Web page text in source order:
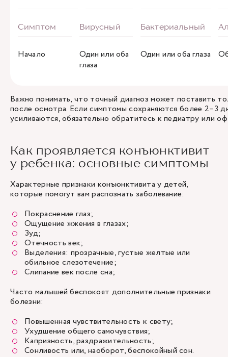
Начало
Один или оба
глаза
Один или оба глаза
Важно понимать, что точный диагноз может поставить
после осмотра. Если симптомы сохраняются более 2–3
усиливаются, обязательно обратитесь к педиатру или
Как проявляется конъюнктивит
у ребенка: основные симптомы
Характерные признаки конъюнктивита у детей,
которые помогут вам распознать заболевание:
Покраснение глаз;
Ощущение жжения в глазах;
Зуд;
Отечность век;
Выделения: прозрачные, густые желтые или
обильное слезотечение;
Слипание век после сна;
Часто малышей беспокоят дополнительные признаки
болезни:
Повышенная чувствительность к свету;
Ухудшение общего самочувствия;
Капризность, раздражительность;
Сонливость или, наоборот, беспокойный сон.